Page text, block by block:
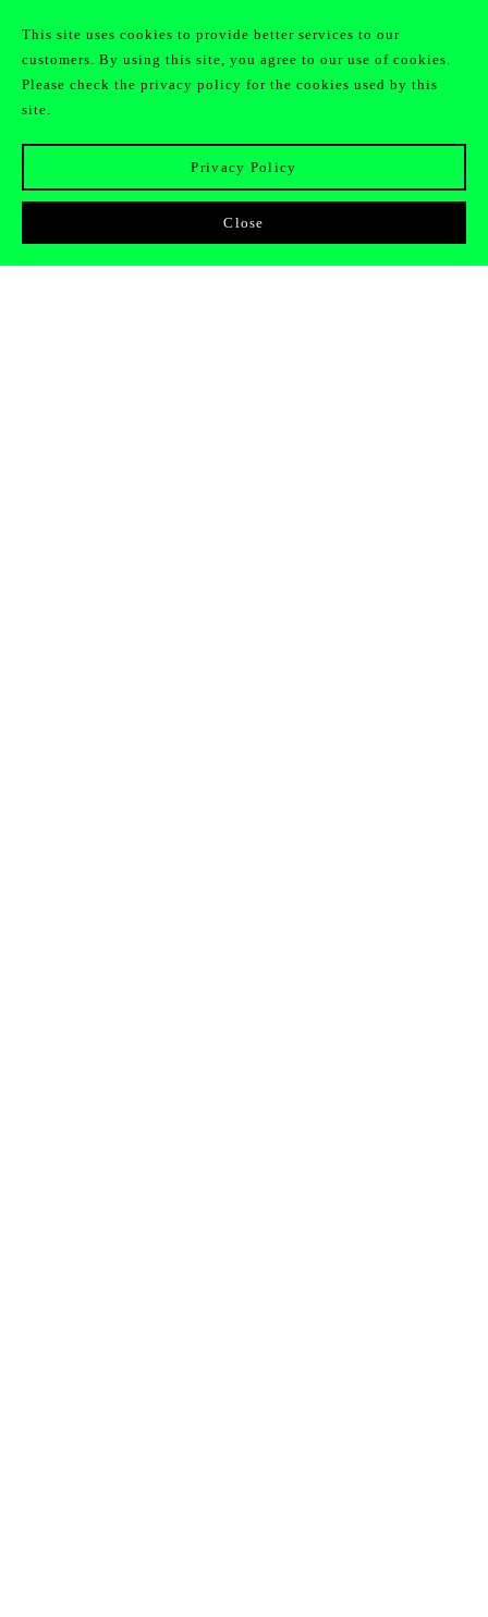
This site uses cookies to provide better services to our
customers. By using this site, you agree to our use of cookies.
Please check the privacy policy for the cookies used by this
site.
Privacy Policy
Close
JOIN
CLAN
日本語